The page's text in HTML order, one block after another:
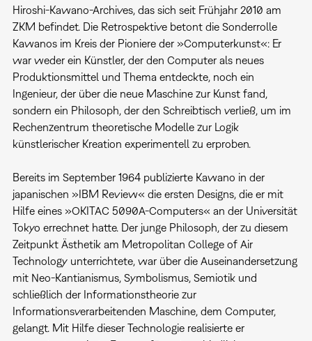
Hiroshi-Kawano-Archives, das sich seit Frühjahr 2010 am
ZKM befindet. Die Retrospektive betont die Sonderrolle
Kawanos im Kreis der Pioniere der »Computerkunst«: Er
war weder ein Künstler, der den Computer als neues
Produktionsmittel und Thema entdeckte, noch ein
Ingenieur, der über die neue Maschine zur Kunst fand,
sondern ein Philosoph, der den Schreibtisch verließ, um im
Rechenzentrum theoretische Modelle zur Logik
künstlerischer Kreation experimentell zu erproben.
Bereits im September 1964 publizierte Kawano in der
japanischen »IBM Review« die ersten Designs, die er mit
Hilfe eines »OKITAC 5090A-Computers« an der Universität
Tokyo errechnet hatte. Der junge Philosoph, der zu diesem
Zeitpunkt Ästhetik am Metropolitan College of Air
Technology unterrichtete, war über die Auseinandersetzung
mit Neo-Kantianismus, Symbolismus, Semiotik und
schließlich der Informationstheorie zur
Informationsverarbeitenden Maschine, dem Computer,
gelangt. Mit Hilfe dieser Technologie realisierte er